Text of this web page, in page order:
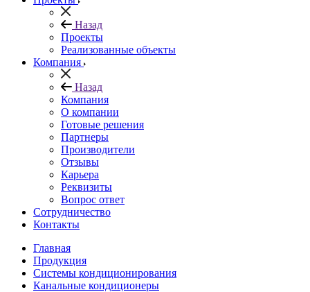
Назад
Проекты
Реализованные объекты
Компания
Назад
Компания
О компании
Готовые решения
Партнеры
Производители
Отзывы
Карьера
Реквизиты
Вопрос ответ
Сотрудничество
Контакты
Главная
Продукция
Системы кондиционирования
Канальные кондиционеры